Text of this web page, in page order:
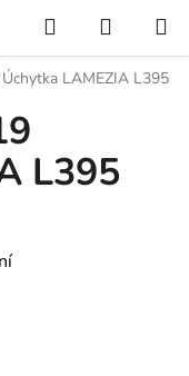
Hledat
KOŠÍK
LAMEZIA L395
L395